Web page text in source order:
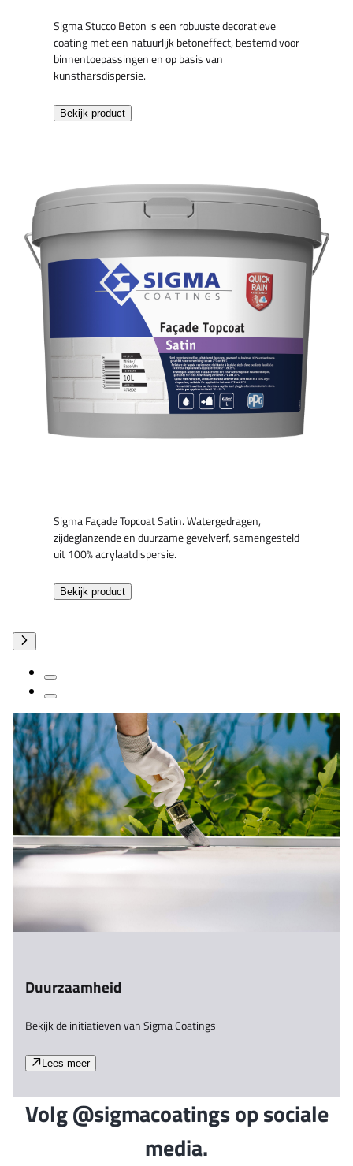
Sigma Stucco Beton is een robuuste decoratieve
coating met een natuurlijk betoneffect, bestemd voor
binnentoepassingen en op basis van
kunstharsdispersie.
Bekijk product
Sigma Façade Topcoat Satin. Watergedragen,
zijdeglanzende en duurzame gevelverf, samengesteld
uit 100% acrylaatdispersie.
Bekijk product
Duurzaamheid
Bekijk de initiatieven van Sigma Coatings
Lees meer
Volg @sigmacoatings op sociale
media.